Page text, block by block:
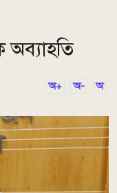
অব্যাহতি
অ+ অ- অ